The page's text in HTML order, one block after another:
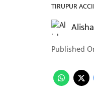
TIRUPUR
Published